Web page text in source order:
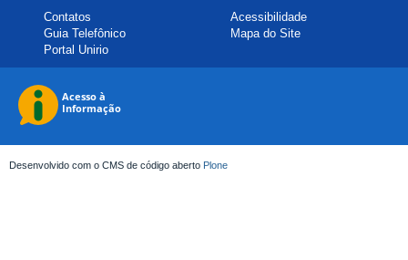
Contatos
Guia Telefônico
Portal Unirio
Acessibilidade
Mapa do Site
Desenvolvido com o CMS de código aberto Plone